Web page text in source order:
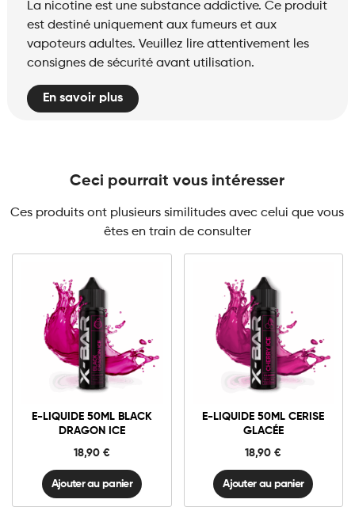
La nicotine est une substance addictive. Ce produit
est destiné uniquement aux fumeurs et aux
vapoteurs adultes. Veuillez lire attentivement les
consignes de sécurité avant utilisation.
En savoir plus
Ceci pourrait vous intéresser
Ces produits ont plusieurs similitudes avec celui que vous
êtes en train de consulter
E-LIQUIDE 50ML BLACK
DRAGON ICE
18,90 €
0mg
E-
liquide
50ml
Dragon
Ice
quantité
Ajouter au panier
E-LIQUIDE 50ML CERISE
GLACÉE
18,90€
0mg
E-
liquide
50ml
Glacée
quantité
Ajouter au panier